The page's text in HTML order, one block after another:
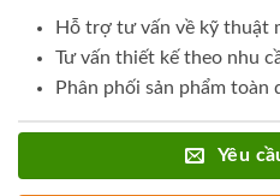
Hỗ trợ tư vấn về kỹ thuật
Tư vấn thiết kế theo nhu
Phân phối sản phẩm toàn
Yêu